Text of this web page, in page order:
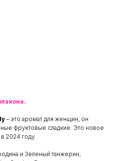
– это аромат для женщин, он
фруктовые сладкие. Это новое
2024 году.
и Зеленый танжерин;
КОНТАКТЫ